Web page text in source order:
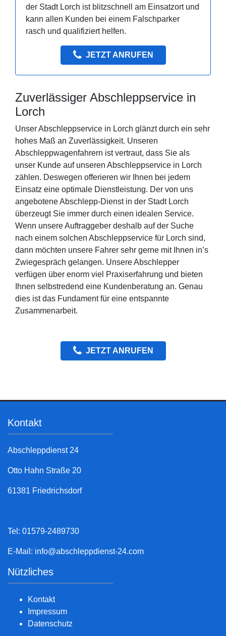
der Stadt Lorch ist blitzschnell am Einsatzort und
kann allen Kunden bei einem Falschparker
rasch und qualifiziert helfen.
JETZT ANRUFEN
Zuverlässiger Abschleppservice in
Lorch
Unser Abschleppservice in Lorch glänzt durch ein sehr
hohes Maß an Zuverlässigkeit. Unseren
Abschleppwagenfahrern ist vertraut, dass Sie als
unser Kunde auf unseren Abschleppservice in Lorch
zählen. Deswegen offerieren wir Ihnen bei jedem
Einsatz eine optimale Dienstleistung. Der von uns
angebotene Abschlepp-Dienst in der Stadt Lorch
überzeugt Sie immer durch einen idealen Service.
Wenn unsere Auftraggeber deshalb auf der Suche
nach einem solchen Abschleppservice für Lorch sind,
dann möchten unsere Fahrer sehr gerne mit Ihnen in’s
Zwiegespräch gelangen. Unsere Abschlepper
verfügen über enorm viel Praxiserfahrung und bieten
Ihnen selbstredend eine Kundenberatung an. Genau
dies ist das Fundament für eine entspannte
Zusammenarbeit.
JETZT ANRUFEN
Kontakt
Abschleppdienst 24
Otto Hahn Straße 20
61381 Friedrichsdorf
Tel: 01579-2489730
E-Mail: info@abschleppdienst-24.com
Nützliches
Kontakt
Impressum
Datenschutz